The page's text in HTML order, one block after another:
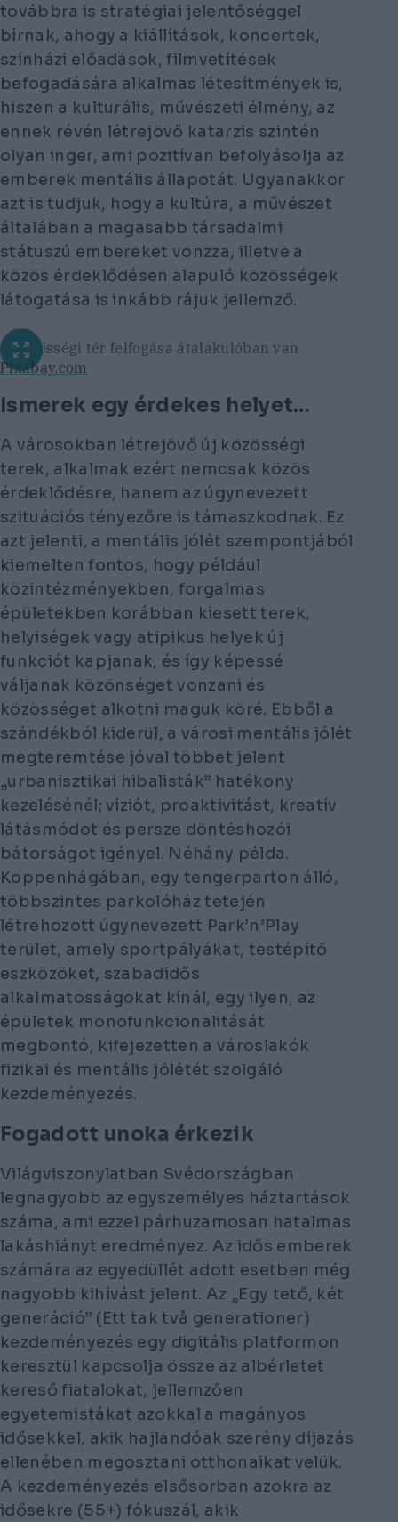
továbbra is stratégiai jelentőséggel
bírnak, ahogy a kiállítások, koncertek,
színházi előadások, filmvetítések
befogadására alkalmas létesítmények is,
hiszen a kulturális, művészeti élmény, az
ennek révén létrejövő katarzis szintén
olyan inger, ami pozitívan befolyásolja az
emberek mentális állapotát. Ugyanakkor
azt is tudjuk, hogy a kultúra, a művészet
általában a magasabb társadalmi
státuszú embereket vonzza, illetve a
közös érdeklődésen alapuló közösségek
látogatása is inkább rájuk jellemző.
A közösségi tér felfogása átalakulóban van
Pixabay.com
Ismerek egy érdekes helyet…
A városokban létrejövő új közösségi
terek, alkalmak ezért nemcsak közös
érdeklődésre, hanem az úgynevezett
szituációs tényezőre is támaszkodnak. Ez
azt jelenti, a mentális jólét szempontjából
kiemelten fontos, hogy például
közintézményekben, forgalmas
épületekben korábban kiesett terek,
helyiségek vagy atipikus helyek új
funkciót kapjanak, és így képessé
váljanak közönséget vonzani és
közösséget alkotni maguk köré. Ebből a
szándékból kiderül, a városi mentális jólét
megteremtése jóval többet jelent
„urbanisztikai hibalisták” hatékony
kezelésénél; víziót, proaktivitást, kreatív
látásmódot és persze döntéshozói
bátorságot igényel. Néhány példa.
Koppenhágában, egy tengerparton álló,
többszintes parkolóház tetején
létrehozott úgynevezett Park’n’Play
terület, amely sportpályákat, testépítő
eszközöket, szabadidős
alkalmatosságokat kínál, egy ilyen, az
épületek monofunkcionalitását
megbontó, kifejezetten a városlakók
fizikai és mentális jólétét szolgáló
kezdeményezés.
Fogadott unoka érkezik
Világviszonylatban Svédországban
legnagyobb az egyszemélyes háztartások
száma, ami ezzel párhuzamosan hatalmas
lakáshiányt eredményez. Az idős emberek
számára az egyedüllét adott esetben még
nagyobb kihívást jelent. Az „Egy tető, két
generáció” (Ett tak två generationer)
kezdeményezés egy digitális platformon
keresztül kapcsolja össze az albérletet
kereső fiatalokat, jellemzően
egyetemistákat azokkal a magányos
idősekkel, akik hajlandóak szerény díjazás
ellenében megosztani otthonaikat velük.
A kezdeményezés elsősorban azokra az
idősekre (55+) fókuszál, akik